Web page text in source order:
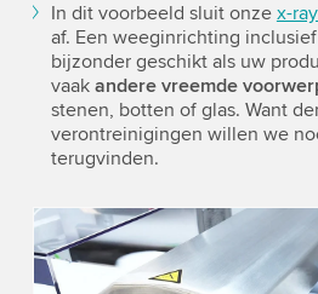
In dit voorbeeld sluit onze x-
af. Een weeginrichting
bijzonder geschikt als uw
vaak andere vreemde
stenen, botten of glas. Want
verontreinigingen willen we
terugvinden.
We need your consent to
Video service!